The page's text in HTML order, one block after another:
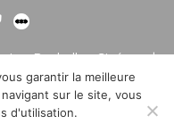
La Rochelle Cinéma |
légales –Conditions
;Etienne Delcambre,
garantir la meilleure
sur le site, vous
d'utilisation.